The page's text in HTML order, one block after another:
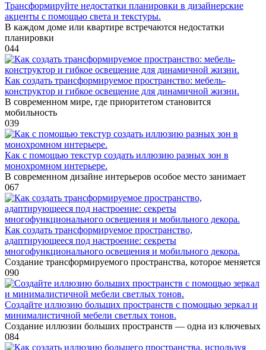
Трансформируйте недостатки планировки в дизайнерские
акценты с помощью света и текстуры.
В каждом доме или квартире встречаются недостатки
планировки
044
Как создать трансформируемое пространство: мебель-
конструктор и гибкое освещение для динамичной жизни.
В современном мире, где приоритетом становится
мобильность
039
Как с помощью текстур создать иллюзию разных зон в
монохромном интерьере.
В современном дизайне интерьеров особое место занимает
067
Как создать трансформируемое пространство,
адаптирующееся под настроение: секреты
многофункционального освещения и мобильного декора.
Создание трансформируемого пространства, которое меняется
090
Создайте иллюзию больших пространств с помощью зеркал и
минималистичной мебели светлых тонов.
Создание иллюзии больших пространств — одна из ключевых
084